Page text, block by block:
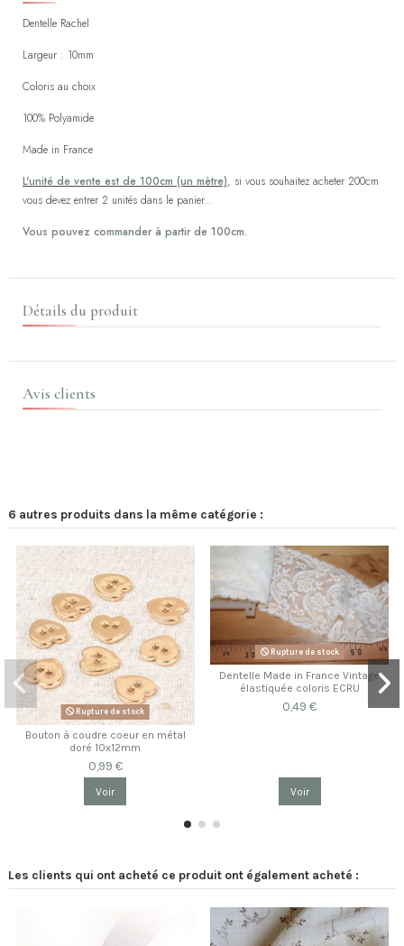
Dentelle Rachel
Largeur : 10mm
Coloris au choix
100% Polyamide
Made in France
L'unité de vente est de 100cm (un mètre), si vous souhaitez acheter 200cm
vous devez entrer 2 unités dans le panier...
Vous pouvez commander à partir de 100cm.
Détails du produit
Avis clients
6 autres produits dans la même catégorie :
Rupture de stock
Bouton à coudre coeur en métal
doré 10x12mm
0,99 €
Voir
Rupture de stock
Dentelle Made in France Vintage
élastiquée coloris ECRU
0,49 €
Voir
Les clients qui ont acheté ce produit ont également acheté :